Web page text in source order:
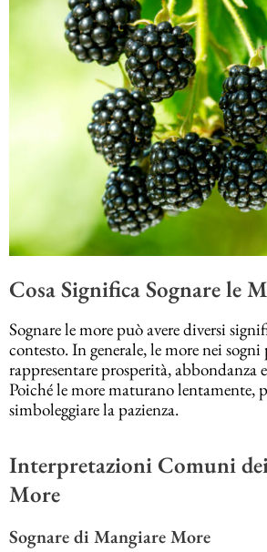
Cosa Significa Sognare le
Sognare le more può avere diversi
contesto. In generale, le more nei sogni
rappresentare prosperità, abbondanza
Poiché le more maturano lentamente,
simboleggiare la pazienza.
Interpretazioni Comuni
More
Sognare di Mangiare More